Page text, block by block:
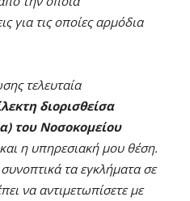
για τις οποίες αρμόδια
τελευταία
διορισθείσα
του Νοσοκομείου
η υπηρεσιακή μου θέση.
τα εγκλήματα σε
να αντιμετωπίσετε με